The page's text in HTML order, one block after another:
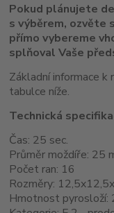
Pokud plánujete
s výběrem, ozvěte
přímo vybereme
splňoval Vaše
Základní informace
tabulce níže.
Technická
Čas: 25 sec.
Průměr moždíře: 25
Počet ran: 16
Rozměry:
Hmotnost pyrosloží: